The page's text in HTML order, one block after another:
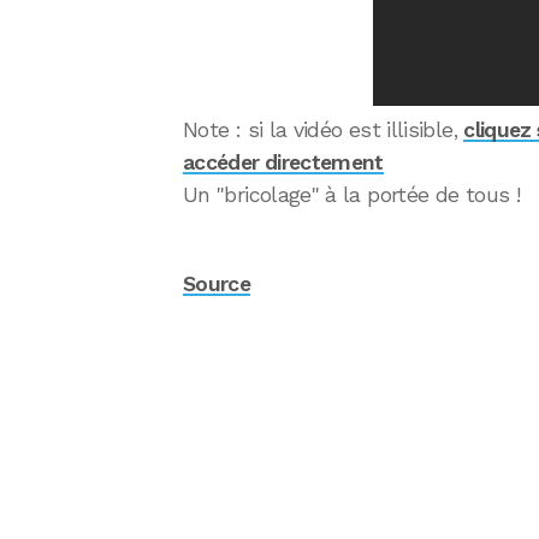
Note : si la vidéo est illisible, cliquez
accéder directement
Un "bricolage" à la portée de tous !
Source